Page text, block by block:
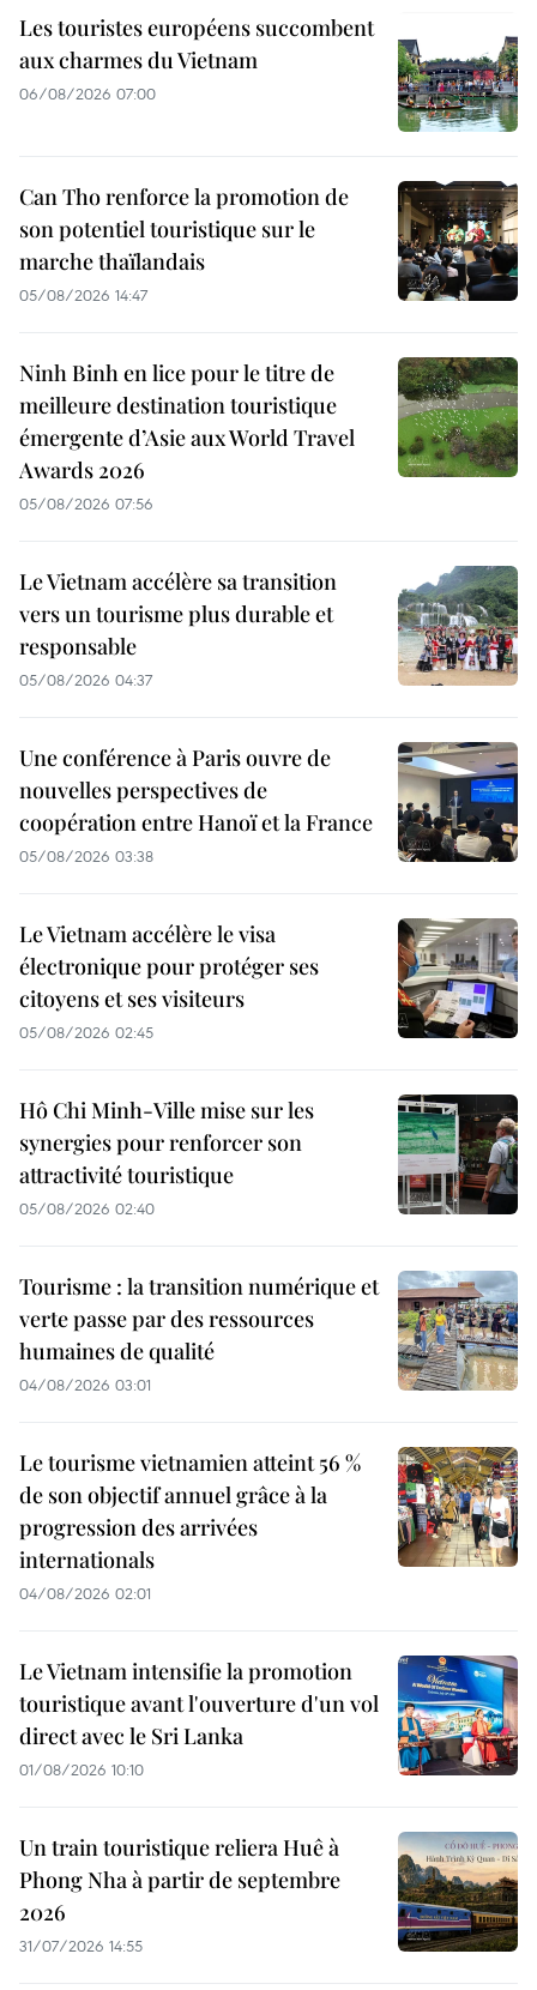
Les touristes européens succombent
aux charmes du Vietnam
06/08/2026 07:00
Can Tho renforce la promotion de
son potentiel touristique sur le
marche thaïlandais
05/08/2026 14:47
Ninh Binh en lice pour le titre de
meilleure destination touristique
émergente d’Asie aux World Travel
Awards 2026
05/08/2026 07:56
Le Vietnam accélère sa transition
vers un tourisme plus durable et
responsable
05/08/2026 04:37
Une conférence à Paris ouvre de
nouvelles perspectives de
coopération entre Hanoï et la France
05/08/2026 03:38
Le Vietnam accélère le visa
électronique pour protéger ses
citoyens et ses visiteurs
05/08/2026 02:45
Hô Chi Minh-Ville mise sur les
synergies pour renforcer son
attractivité touristique
05/08/2026 02:40
Tourisme : la transition numérique et
verte passe par des ressources
humaines de qualité
04/08/2026 03:01
Le tourisme vietnamien atteint 56 %
de son objectif annuel grâce à la
progression des arrivées
internationals
04/08/2026 02:01
Le Vietnam intensifie la promotion
touristique avant l'ouverture d'un vol
direct avec le Sri Lanka
01/08/2026 10:10
Un train touristique reliera Huê à
Phong Nha à partir de septembre
2026
31/07/2026 14:55